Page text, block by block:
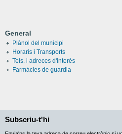
General
Plànol del municipi
Horaris i Transports
Tels. i adreces d'interès
Farmàcies de guardia
Subscriu-t'hi